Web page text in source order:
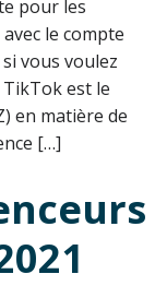
pour les
le compte
vous voulez
est le
en matière de
[…]